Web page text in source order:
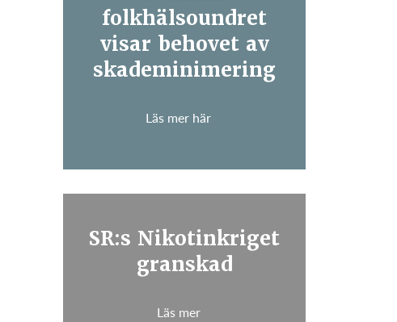
folkhälsoundret
visar behovet av
skademinimering
Läs mer här
SR:s Nikotinkriget
granskad
Läs mer